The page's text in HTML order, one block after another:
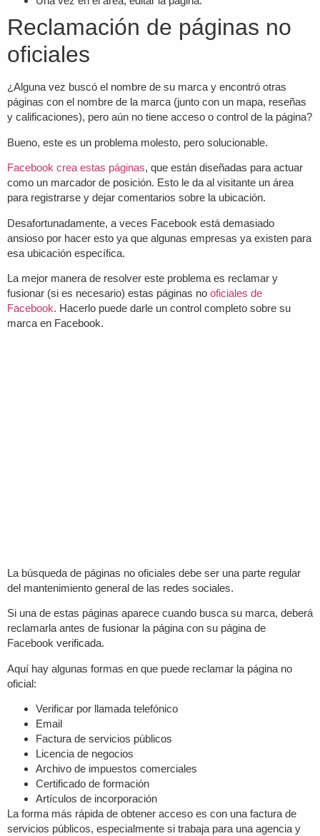
Reclamación de páginas no
oficiales
¿Alguna vez buscó el nombre de su marca y encontró otras
páginas con el nombre de la marca (junto con un mapa, reseñas
y calificaciones), pero aún no tiene acceso o control de la página?
Bueno, este es un problema molesto, pero solucionable.
Facebook crea estas páginas, que están diseñadas para actuar
como un marcador de posición. Esto le da al visitante un área
para registrarse y dejar comentarios sobre la ubicación.
Desafortunadamente, a veces Facebook está demasiado
ansioso por hacer esto ya que algunas empresas ya existen para
esa ubicación específica.
La mejor manera de resolver este problema es reclamar y
fusionar (si es necesario) estas páginas no oficiales de
Facebook. Hacerlo puede darle un control completo sobre su
marca en Facebook.
La búsqueda de páginas no oficiales debe ser una parte regular
del mantenimiento general de las redes sociales.
Si una de estas páginas aparece cuando busca su marca, deberá
reclamarla antes de fusionar la página con su página de
Facebook verificada.
Aquí hay algunas formas en que puede reclamar la página no
oficial:
Verificar por llamada telefónico
Email
Factura de servicios públicos
Licencia de negocios
Archivo de impuestos comerciales
Certificado de formación
Artículos de incorporación
La forma más rápida de obtener acceso es con una factura de
servicios públicos, especialmente si trabaja para una agencia y